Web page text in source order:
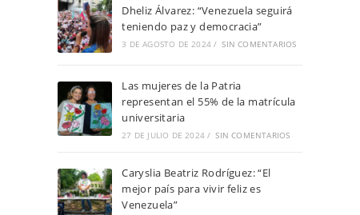
Dheliz Álvarez: “Venezuela seguirá
teniendo paz y democracia”
3 DE AGOSTO DE 2024 / SIN COMENTARIOS
Las mujeres de la Patria
representan el 55% de la matrícula
universitaria
27 DE JULIO DE 2024 / SIN COMENTARIOS
Caryslia Beatriz Rodríguez: “El
mejor país para vivir feliz es
Venezuela”